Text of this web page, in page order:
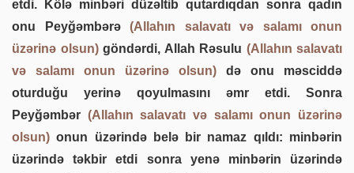
etdi. Kölə minbəri düzəltib qutardıqdan sonra qadın
onu Peyğəmbərə (Allahın salavatı və salamı onun
üzərinə olsun)göndərdi, Allah Rəsulu (Allahın salavatı
və salamı onun üzərinə olsun) də onu məsciddə
oturduğu yerinə qoyulmasını əmr etdi. Sonra
Peyğəmbər (Allahın salavatı və salamı onun üzərinə
olsun) onun üzərində belə bir namaz qıldı: minbərin
üzərində təkbir etdi sonra yenə minbərin üzərində